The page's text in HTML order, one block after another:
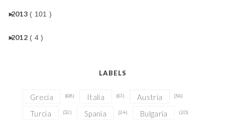
►
2013 ( 101 )
►
2012 ( 4 )
LABELS
Grecia (68) Italia (61) Austria (36)
Turcia (32) Spania (24) Bulgaria (20)